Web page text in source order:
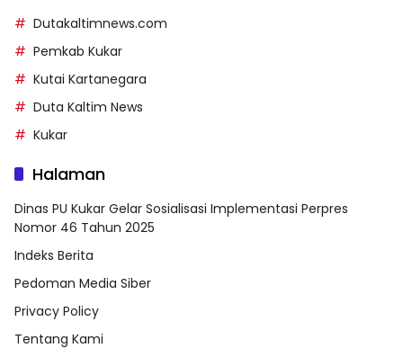
Dutakaltimnews.com
Pemkab Kukar
Kutai Kartanegara
Duta Kaltim News
Kukar
Halaman
Dinas PU Kukar Gelar Sosialisasi Implementasi Perpres
Nomor 46 Tahun 2025
Indeks Berita
Pedoman Media Siber
Privacy Policy
Tentang Kami